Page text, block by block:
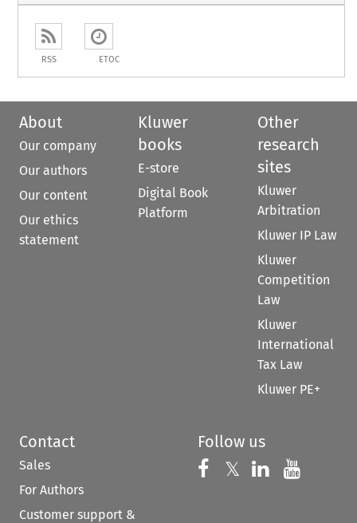
RSS ETOC
About
Our company
Our authors
Our content
Our ethics
statement
Kluwer
books
E-store
Digital Book
Platform
Other
research
sites
Kluwer
Arbitration
Kluwer IP Law
Kluwer
Competition
Law
Kluwer
International
Tax Law
Kluwer PE+
Contact
Sales
For Authors
Customer support &
Follow us
Follow us on
𝕏 Follow us on
Follow us